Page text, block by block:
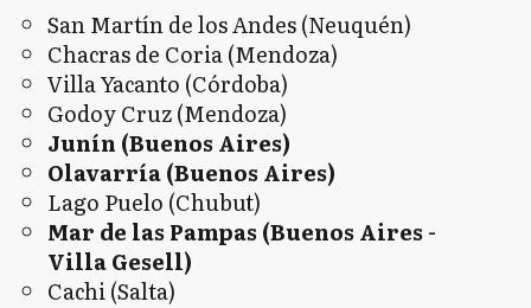
San Martín de los Andes (Neuquén)
Chacras de Coria (Mendoza)
Villa Yacanto (Córdoba)
Godoy Cruz (Mendoza)
Junín (Buenos Aires)
Olavarría (Buenos Aires)
Lago Puelo (Chubut)
Mar de las Pampas (Buenos Aires -
Villa Gesell)
Cachi (Salta)